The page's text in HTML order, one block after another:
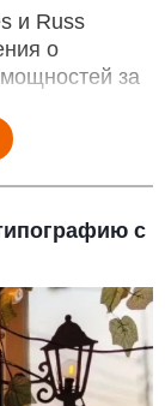
и Russ
о
за
с